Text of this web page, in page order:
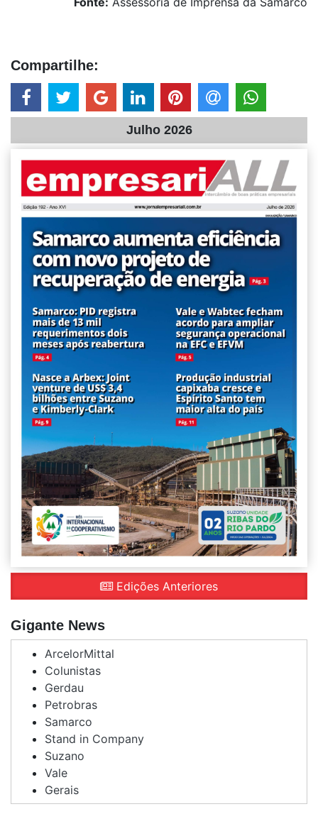
Compartilhe:
Julho 2026
Edições Anteriores
Gigante News
ArcelorMittal
Colunistas
Gerdau
Petrobras
Samarco
Stand in Company
Suzano
Vale
Gerais